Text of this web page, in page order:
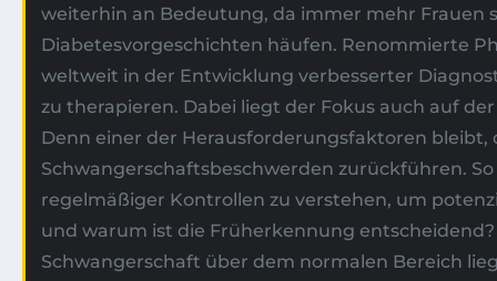
weiterhin an Bedeutung, da immer mehr Frauen
Diabetesvorgeschichten häufen. Renommierte
weltweit in der Entwicklung verbesserter
zu therapieren. Dabei liegt der Fokus auch auf
Denn einer der Herausforderungsfaktoren
Schwangerschaftsbeschwerden zurückführen.
regelmäßiger Kontrollen zu verstehen, um
und warum ist die Früherkennung
Schwangerschaft über dem normalen Bereich